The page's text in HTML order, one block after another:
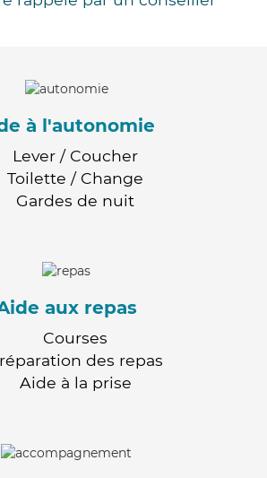
à l'autonomie
Lever / Coucher
Toilette / Change
Gardes de nuit
aux repas
Courses
des repas
Aide à la prise